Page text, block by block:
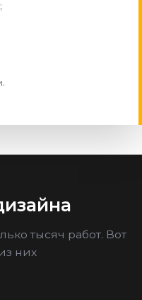
тысяч работ. Вот
них